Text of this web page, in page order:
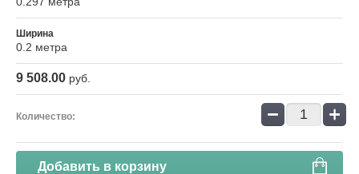
Ширина
0.2 метра
9 508.00 руб.
Количество: − +
Добавить в корзину